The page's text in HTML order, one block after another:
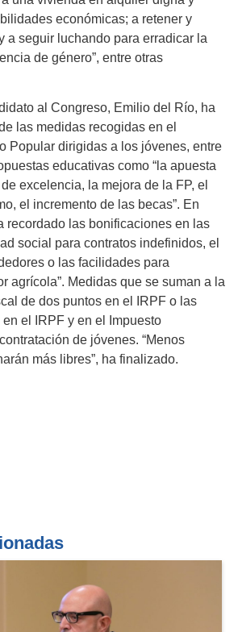
económicas; a retener y
a seguir luchando para erradicar la
de género”, entre otras
al Congreso, Emilio del Río, ha
las medidas recogidas en el
Popular dirigidas a los jóvenes, entre
educativas como “la apuesta
excelencia, la mejora de la FP, el
el incremento de las becas”. En
recordado las bonificaciones en las
social para contratos indefinidos, el
o las facilidades para
agrícola”. Medidas que se suman a la
de dos puntos en el IRPF o las
el IRPF y en el Impuesto
de jóvenes. “Menos
más libres”, ha finalizado.